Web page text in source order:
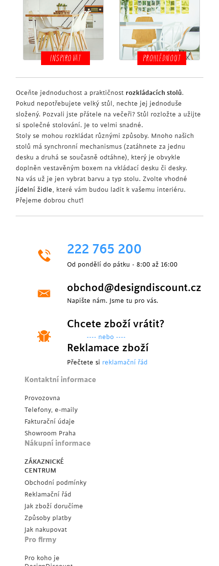
INSPIROVAT PROHLÉDNOUT
Oceňte jednoduchost a praktičnost rozkládacích stolů.
Pokud nepotřebujete velký stůl, nechte jej jednoduše
složený. Pozvali jste přátele na večeři? Stůl rozložte a užijte
si společné stolování. Je to velmi snadné.
Stoly se mohou rozkládat různými způsoby. Mnoho našich
stolů má synchronní mechanismus (zatáhnete za jednu
desku a druhá se současně odtáhne), který je obvykle
doplněn vestavěným boxem na vkládací desku či desky.
Na vás už je jen vybrat barvu a typ stolu. Zvolte vhodné
jídelní židle, které vám budou ladit k vašemu interiéru.
Přejeme dobrou chuť!
222 765 200
Od pondělí do pátku - 8:00 až 16:00
obchod@designdiscount.cz
Napište nám. Jsme tu pro vás.
Chcete zboží vrátit?
---- nebo ----
Reklamace zboží
Přečtete si reklamační řád
Kontaktní informace
Provozovna
Telefony, e-maily
Fakturační údaje
Showroom Praha
Nákupní informace
ZÁKAZNICKÉ
CENTRUM
Obchodní podmínky
Reklamační řád
Jak zboží doručíme
Způsoby platby
Jak nakupovat
Pro firmy
Pro koho je